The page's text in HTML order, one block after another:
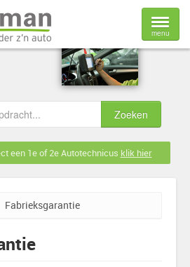
menu
een 1e of 2e Autotechnicus klik hier
Fabrieksgarantie